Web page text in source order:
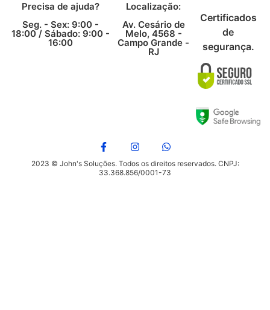
Precisa de ajuda?
Seg. - Sex: 9:00 -
18:00 / Sábado: 9:00 -
16:00
Localização:
Av. Cesário de
Melo, 4568 -
Campo Grande -
RJ
Certificados
de
segurança.
2023 © John's Soluções. Todos os direitos reservados. CNPJ:
33.368.856/0001-73